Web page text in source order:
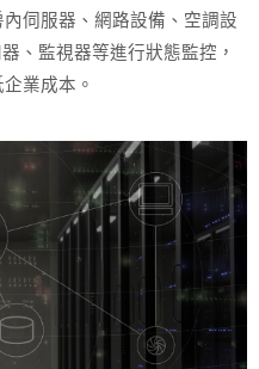
伺服器、網路設備、空調設
、監視器等進行狀態監控，
業成本。